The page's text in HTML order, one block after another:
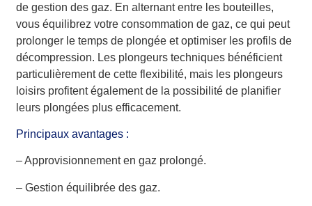
de gestion des gaz. En alternant entre les bouteilles,
vous équilibrez votre consommation de gaz, ce qui peut
prolonger le temps de plongée et optimiser les profils de
décompression. Les plongeurs techniques bénéficient
particulièrement de cette flexibilité, mais les plongeurs
loisirs profitent également de la possibilité de planifier
leurs plongées plus efficacement.
Principaux avantages :
– Approvisionnement en gaz prolongé.
– Gestion équilibrée des gaz.